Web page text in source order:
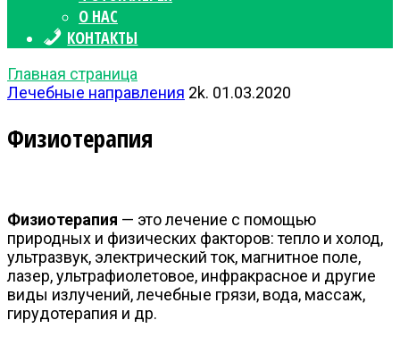
О НАС
КОНТАКТЫ
Главная страница
Лечебные направления 2k. 01.03.2020
Физиотерапия
Физиотерапия — это лечение с помощью
природных и физических факторов: тепло и холод,
ультразвук, электрический ток, магнитное поле,
лазер, ультрафиолетовое, инфракрасное и другие
виды излучений, лечебные грязи, вода, массаж,
гирудотерапия и др.